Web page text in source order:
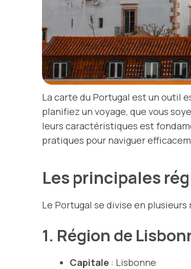
La carte du Portugal est un outil
planifiez un voyage, que vous
leurs caractéristiques est
pratiques pour naviguer
Les principales
Le Portugal se divise en
1. Région de
Capitale : Lisbonne